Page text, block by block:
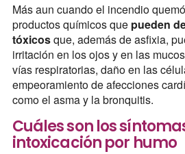
Más aun cuando el incendio
productos químicos quepueden
tóxicosque, además de asfixia,
irritación en los ojos y en las
vías respiratorias, daño en las
empeoramiento de afecciones
como el asma y la bronquitis.
Cuáles son los
intoxicación por humo